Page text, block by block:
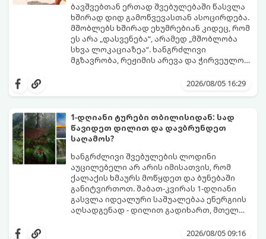
ბავშვებთან ერთად შვებულებაში წასვლა
ხშირად დიდ გამოწვევასთან ასოცირდება.
მშობლებს ხშირად ეხუმრებიან კიდეც, რომ
ეს არა „დასვენება“, არამედ „მშობლობა
სხვა ლოკაციაზეა“. ხანგრძლივი
მგზავრობა, რეჟიმის არევა და ჭირვეულობა
პრაქტიკული ხრიკით სრულიად
მშობლებსაც მოუტანოს ნამდვილი
განტვირთვა.
2026/08/05 16:29
1-დღიანი ტურები თბილისიდან: სად
წავიდეთ დილით და დავბრუნდეთ
საღამოს?
ხანგრძლივი შვებულების ლოდინი
აუცილებელი არ არის იმისათვის, რომ
ქალაქის ხმაურს მოწყდეთ და ბუნებაში
განიტვირთოთ. შაბათ-კვირას 1-დღიანი
გასვლა იდეალური საშუალებაა ენერგიის
აღსადგენად - დილით გადიხართ, მთელ
უკვე საკუთარ საწოლში გძინავთ.
მარტივ მარშრუტს თბილისიდან,2026/08/05 09:16